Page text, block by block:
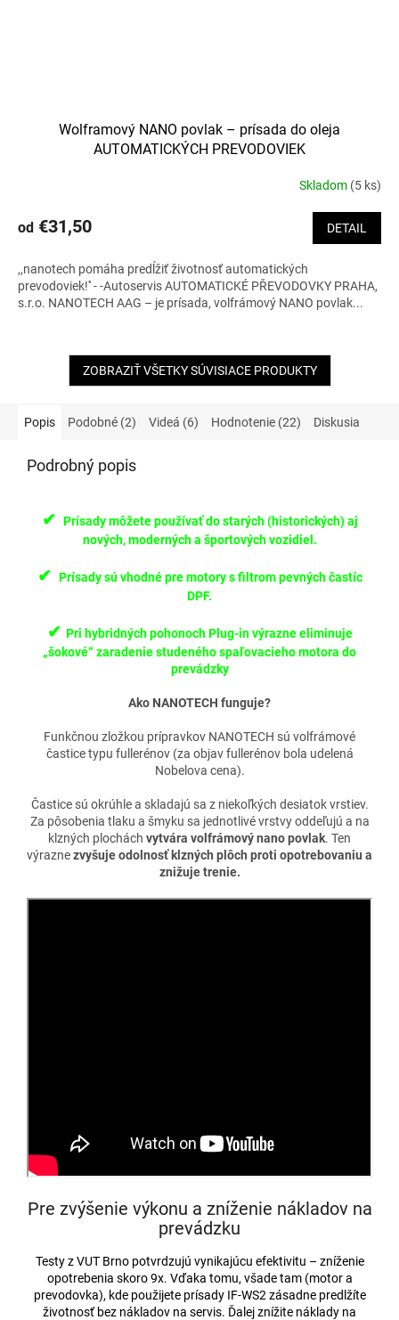
Wolframový NANO povlak – prísada do oleja
AUTOMATICKÝCH PREVODOVIEK
Skladom (5 ks)
od €31,50 DETAIL
,,nanotech pomáha predĺžiť životnosť automatických
prevodoviek!'' - -Autoservis AUTOMATICKÉ PŘEVODOVKY PRAHA,
s.r.o. NANOTECH AAG – je prísada, volfrámový NANO povlak...
ZOBRAZIŤ VŠETKY SÚVISIACE PRODUKTY
Popis Podobné (2) Videá (6) Hodnotenie (22) Diskusia
Podrobný popis
✔ Prísady môžete používať do starých (historických) aj
nových, moderných a športových vozidiel.
✔ Prísady sú vhodné pre motory s filtrom pevných častíc
DPF.
✔ Pri hybridných pohonoch Plug-in výrazne eliminuje
„šokové“ zaradenie studeného spaľovacieho motora do
prevádzky
Ako NANOTECH funguje?
Funkčnou zložkou prípravkov NANOTECH sú volfrámové
častice typu fullerénov (za objav fullerénov bola udelená
Nobelova cena).
Častice sú okrúhle a skladajú sa z niekoľkých desiatok vrstiev.
Za pôsobenia tlaku a šmyku sa jednotlivé vrstvy oddeľujú a na
klzných plochách vytvára volfrámový nano povlak. Ten
výraznezvyšuje odolnosť klzných plôch proti opotrebovaniu a
znižuje trenie.
Pre zvýšenie výkonu a zníženie nákladov na
prevádzku
Testy z VUT Brno potvrdzujú vynikajúcu efektivitu – zníženie
opotrebenia skoro 9x. Vďaka tomu, všade tam (motor a
prevodovka), kde použijete prísady IF-WS2 zásadne predlžíte
životnosť bez nákladov na servis. Ďalej znížite náklady na